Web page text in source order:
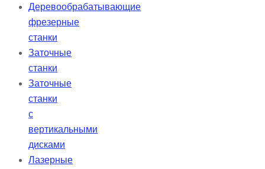
Деревообрабатывающие
фрезерные
станки
Заточные
станки
Заточные
станки
с
вертикальными
дисками
Лазерные